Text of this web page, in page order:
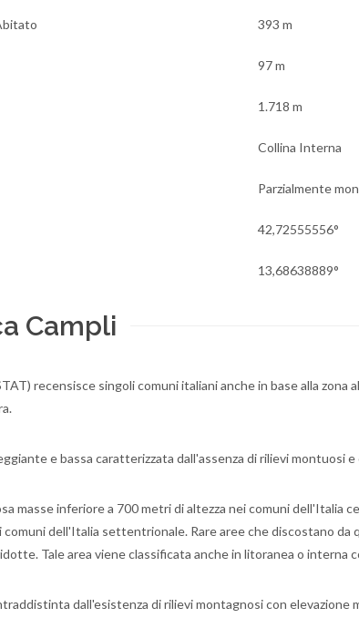
393 m
97 m
1.718 m
Collina Interna
Parzialmente
42,72555556°
13,68638889°
Campli
recensisce singoli comuni italiani anche in base alla zona
e bassa caratterizzata dall'assenza di rilievi montuosi
masse inferiore a 700 metri di altezza nei comuni dell'Italia
comuni dell'Italia settentrionale. Rare aree che discostano da
Tale area viene classificata anche in litoranea o interna
dall'esistenza di rilievi montagnosi con elevazione